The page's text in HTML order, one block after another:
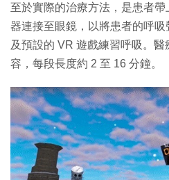
至於實際的治療方法，是患者
器連接至眼鏡，以將患者的呼
及預設的 VR 遊戲練習呼吸。
容，每段長度約 2 至 16 分鐘。